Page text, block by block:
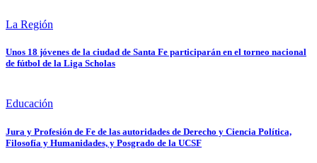
La Región
Unos 18 jóvenes de la ciudad de Santa Fe participarán en el torneo nacional
de fútbol de la Liga Scholas
Educación
Jura y Profesión de Fe de las autoridades de Derecho y Ciencia Política,
Filosofía y Humanidades, y Posgrado de la UCSF